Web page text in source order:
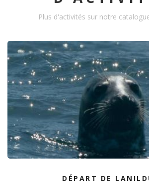
Plus d'activités sur notre
DÉPART DE